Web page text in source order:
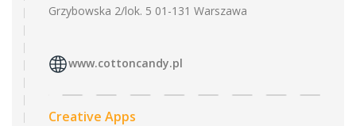
Grzybowska 2/lok. 5 01-131 Warszawa
www.cottoncandy.pl
Creative Apps